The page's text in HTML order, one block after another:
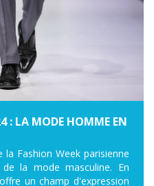
: LA MODE HOMME EN
Fashion Week parisienne
la mode masculine. En
un champ d'expression